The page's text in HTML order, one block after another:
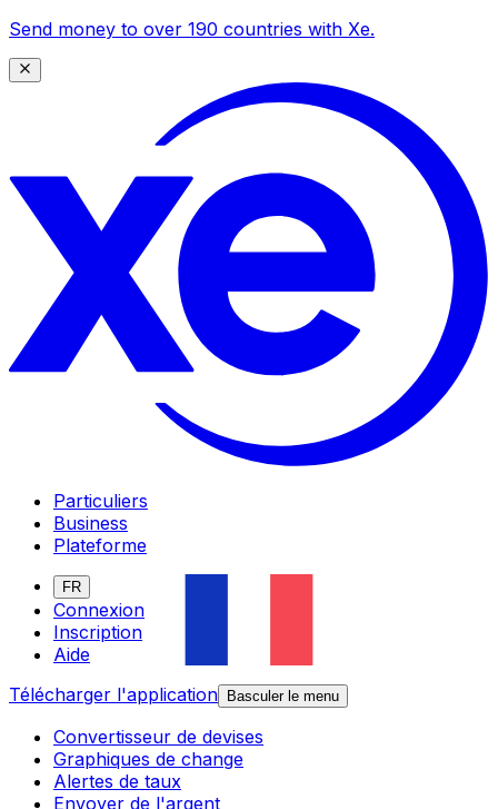
Send money to over 190 countries with Xe.
Particuliers
Business
Plateforme
FR
Connexion
Inscription
Aide
Télécharger l'application
Basculer le menu
Convertisseur de devises
Graphiques de change
Alertes de taux
Envoyer de l'argent